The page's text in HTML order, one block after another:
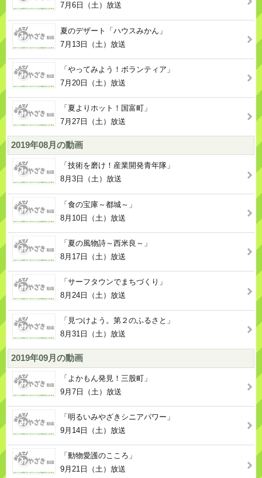
7月6日（土）放送
夏のデザート「ハウスみかん」
7月13日（土）放送
「やってみよう！ボランティア」
7月20日（土）放送
「夏よりホット！国富町」
7月27日（土）放送
2019年08月の動画
「技術を磨け！産業開発青年隊」
8月3日（土）放送
「食の宝庫～都城～」
8月10日（土）放送
「夏の風物詩～西米良～」
8月17日（土）放送
「サーフタウンでまちづくり」
8月24日（土）放送
「見つけよう。第２のふるさと」
8月31日（土）放送
2019年09月の動画
「よかもん発見！三股町」
9月7日（土）放送
「明るいみやざきシニアパワー」
9月14日（土）放送
「動物愛護のこころ」
9月21日（土）放送